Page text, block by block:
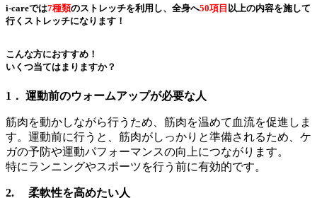
i-careでは7種類のストレッチを利用し、全身へ50項目 以上の内容を施して
行くストレッチになります！
こんな方におすすめ！
いくつ当てはまりますか？
1． 運動前のウォームアップが必要な人
筋肉を動かしながら行うため、筋肉を温めて血流を促進しま
す。運動前に行うと、筋肉がしっかりと準備されるため、ケ
ガの予防や運動パフォーマンスの向上につながります。
特にランニングやスポーツを行う前に有効的です。
2. 柔軟性を高めたい人